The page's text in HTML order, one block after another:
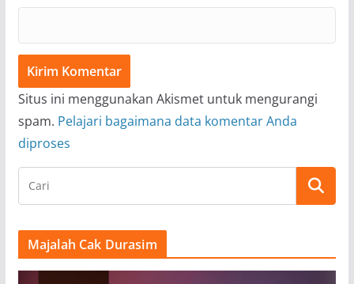
Situs ini menggunakan Akismet untuk mengurangi
spam. Pelajari bagaimana data komentar Anda
diproses
Majalah Cak Durasim